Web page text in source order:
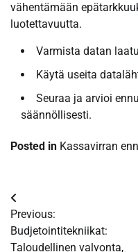
vähentämään
luotettavuutta.
Varmista datan
Käytä useita
Seuraa ja arvioi
säännöllisesti.
Posted in Kassavirran
Post
navigation
Previous:
Budjetointitekniikat:
Taloudellinen valvonta,